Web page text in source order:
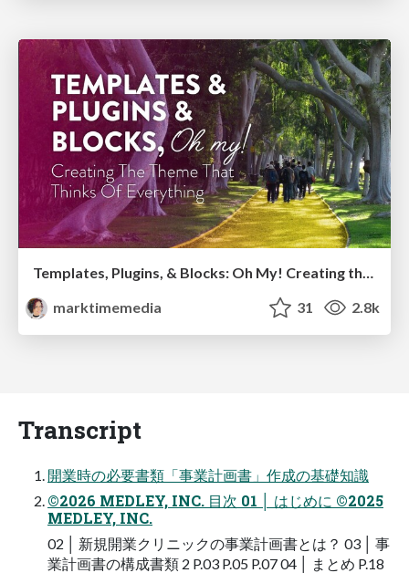
Templates, Plugins, & Blocks: Oh My! Creating the theme that thinks of everything
marktimemedia
31 2.8k
Transcript
開業時の必要書類「事業計画書」作成の基礎知識
©2026 MEDLEY, INC. ⽬次 01 │ はじめに ©2025
MEDLEY, INC.
02 │ 新規開業クリニックの事業計画書とは？ 03 │ 事
業計画書の構成書類 2 P.03 P.05 P.07 04 │ まとめ P.18